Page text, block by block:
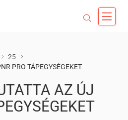
25
PRO TÁPEGYSÉGEKET
AZ ÚJ